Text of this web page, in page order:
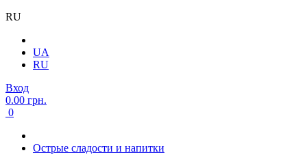
RU
UA
RU
Вход
0.00 грн.
0
Острые сладости и напитки